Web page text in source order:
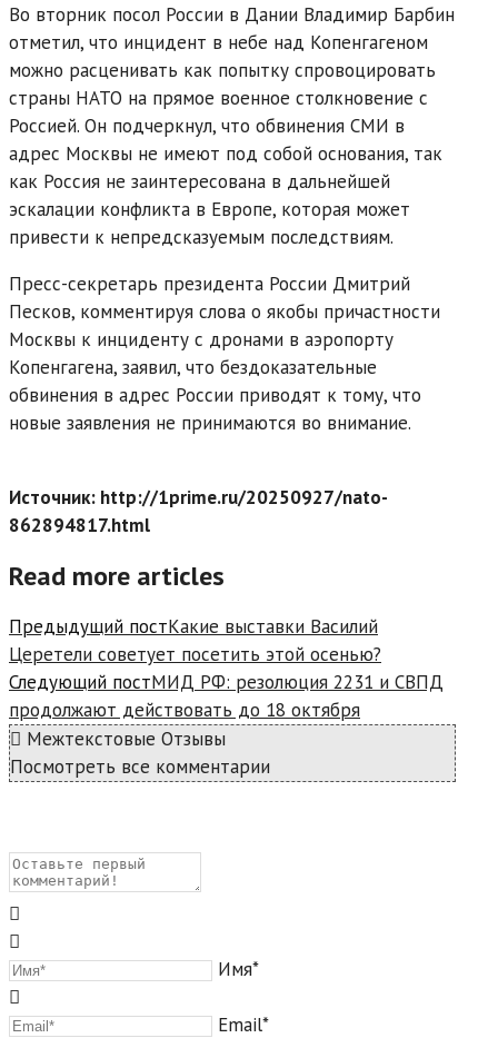
Во вторник посол России в Дании Владимир Барбин
отметил, что инцидент в небе над Копенгагеном
можно расценивать как попытку спровоцировать
страны НАТО на прямое военное столкновение с
Россией. Он подчеркнул, что обвинения СМИ в
адрес Москвы не имеют под собой основания, так
как Россия не заинтересована в дальнейшей
эскалации конфликта в Европе, которая может
привести к непредсказуемым последствиям.
Пресс-секретарь президента России Дмитрий
Песков, комментируя слова о якобы причастности
Москвы к инциденту с дронами в аэропорту
Копенгагена, заявил, что бездоказательные
обвинения в адрес России приводят к тому, что
новые заявления не принимаются во внимание.
Источник: http://1prime.ru/20250927/nato-
862894817.html
Read more articles
Предыдущий постКакие выставки Василий
Церетели советует посетить этой осенью?
Следующий постМИД РФ: резолюция 2231 и СВПД
продолжают действовать до 18 октября
Межтекстовые Отзывы
Посмотреть все комментарии
Имя*
Email*